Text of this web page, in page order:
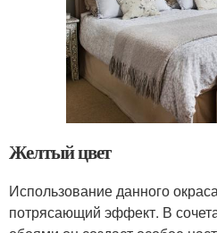
Желтый цвет
Использование данного
потрясающий эффект. В